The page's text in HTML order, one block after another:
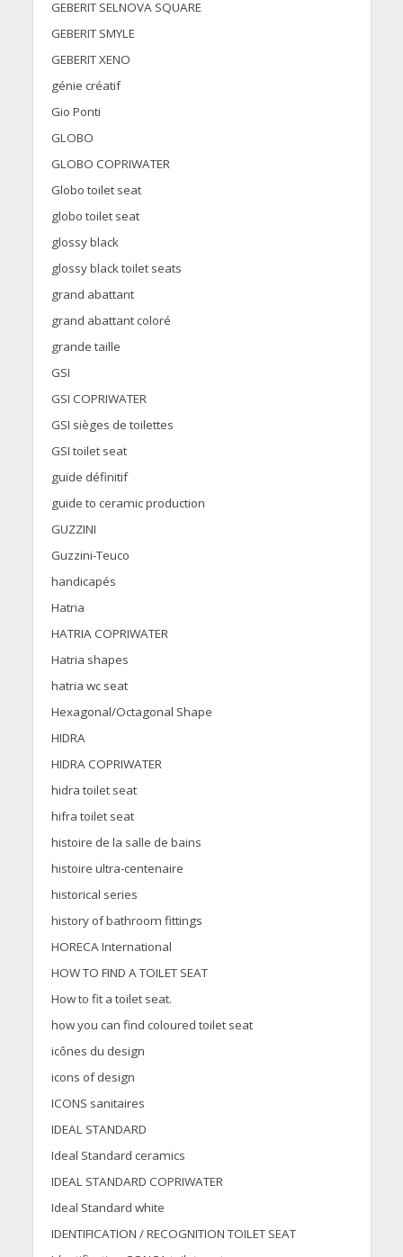
GEBERIT SELNOVA SQUARE
GEBERIT SMYLE
GEBERIT XENO
génie créatif
Gio Ponti
GLOBO
GLOBO COPRIWATER
Globo toilet seat
globo toilet seat
glossy black
glossy black toilet seats
grand abattant
grand abattant coloré
grande taille
GSI
GSI COPRIWATER
GSI sièges de toilettes
GSI toilet seat
guide définitif
guide to ceramic production
GUZZINI
Guzzini-Teuco
handicapés
Hatria
HATRIA COPRIWATER
Hatria shapes
hatria wc seat
Hexagonal/Octagonal Shape
HIDRA
HIDRA COPRIWATER
hidra toilet seat
hifra toilet seat
histoire de la salle de bains
histoire ultra-centenaire
historical series
history of bathroom fittings
HORECA International
HOW TO FIND A TOILET SEAT
How to fit a toilet seat.
how you can find coloured toilet seat
icônes du design
icons of design
ICONS sanitaires
IDEAL STANDARD
Ideal Standard ceramics
IDEAL STANDARD COPRIWATER
Ideal Standard white
IDENTIFICATION / RECOGNITION TOILET SEAT